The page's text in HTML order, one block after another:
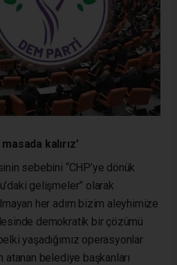
kalırız’
sebebini “CHP’ye dönük
gelişmeler” olarak
her adım bizim aleyhimize
demokratik bir çözümü
yaşadığımız operasyonlar
atanan belediye başkanları